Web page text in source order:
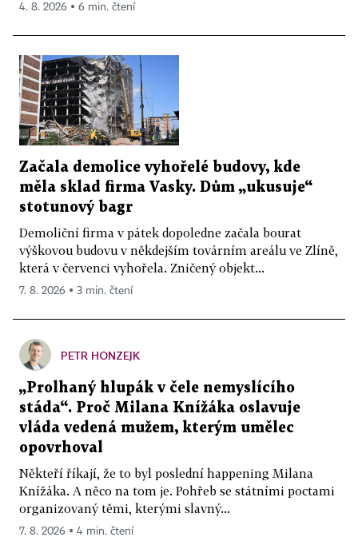
4. 8. 2026 ▪ 6 min. čtení
Začala demolice vyhořelé budovy, kde
měla sklad firma Vasky. Dům „ukusuje“
stotunový bagr
Demoliční firma v pátek dopoledne začala bourat
výškovou budovu v někdejším továrním areálu ve Zlíně,
která v červenci vyhořela. Zničený objekt...
7. 8. 2026 ▪ 3 min. čtení
PETR HONZEJK
„Prolhaný hlupák v čele nemyslícího
stáda“. Proč Milana Knížáka oslavuje
vláda vedená mužem, kterým umělec
opovrhoval
Někteří říkají, že to byl poslední happening Milana
Knížáka. A něco na tom je. Pohřeb se státními poctami
organizovaný těmi, kterými slavný...
7. 8. 2026 ▪ 4 min. čtení